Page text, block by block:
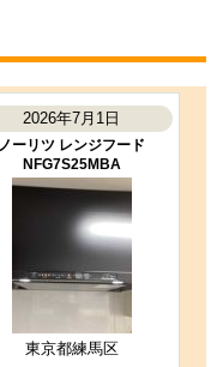
★★★★★
2026年7月1日
ノーリツ レンジフード
NFG7S25MBA
東京都練馬区